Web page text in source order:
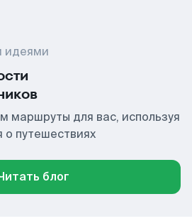
идеями
маршруты для вас, используя
о путешествиях
блог